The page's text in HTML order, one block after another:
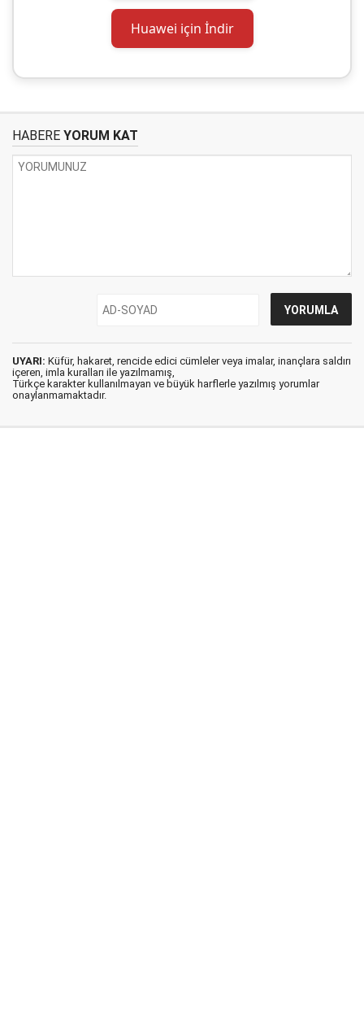
Huawei için İndir
HABERE YORUM KAT
UYARI: Küfür, hakaret, rencide edici cümleler veya imalar, inançlara saldırı
içeren, imla kuralları ile yazılmamış,
Türkçe karakter kullanılmayan ve büyük harflerle yazılmış yorumlar
onaylanmamaktadır.